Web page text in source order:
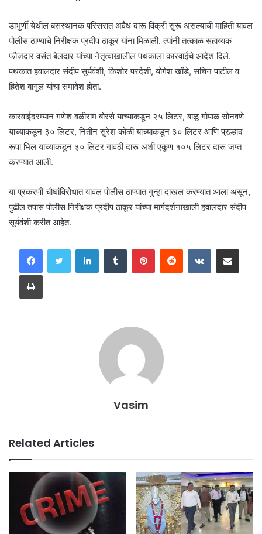
डांभुर्णी येथील बसस्थानक परिसरात अवैध दारू विक्री सुरू असल्याची माहिती यावल
पोलीस ठाण्याचे निरीक्षक प्रदीप ठाकूर यांना मिळाली. त्यांनी तत्काळ सहाय्यक
फौजदार वसंत बेलदार यांच्या नेतृत्वाखालील पथकाला कारवाईचे आदेश दिले.
पथकात हवालदार संदीप सूर्यवंशी, किशोर परदेशी, योगेश खोंडे, सचिन पाटील व
हितेश बागुल यांचा समावेश होता.
कारवाईदरम्यान गणेश बळीराम बोरसे याच्याकडून २५ लिटर, बाळू गोपाळ सोनवणे
याच्याकडून ३० लिटर, नितीन सुरेश कोळी याच्याकडून ३० लिटर आणि प्रल्हाद
रूपा भिल याच्याकडून ३० लिटर गावठी दारू अशी एकूण १०५ लिटर दारू जप्त
करण्यात आली.
या प्रकरणी चौघांविरोधात यावल पोलीस ठाण्यात गुन्हा दाखल करण्यात आला असून,
पुढील तपास पोलीस निरीक्षक प्रदीप ठाकूर यांच्या मार्गदर्शनाखाली हवालदार संदीप
सूर्यवंशी करीत आहेत.
LinkedInTumblr PinterestReddit VKontakteShare via Email
Print
Vasim
Related Articles